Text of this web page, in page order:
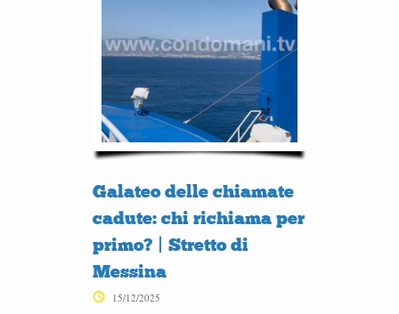
Galateo delle chiamate
cadute: chi richiama per
primo? | Stretto di
Messina
15/12/2025